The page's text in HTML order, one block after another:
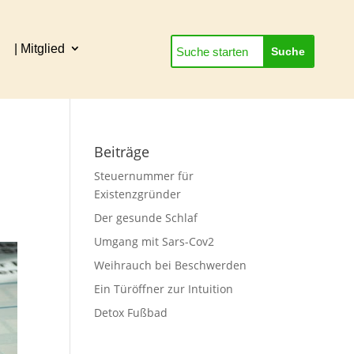
| Mitglied
Beiträge
Steuernummer für
Existenzgründer
Der gesunde Schlaf
Umgang mit Sars-Cov2
Weihrauch bei Beschwerden
Ein Türöffner zur Intuition
Detox Fußbad